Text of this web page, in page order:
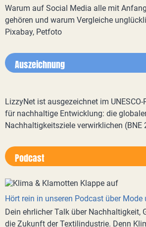
Warum auf Social Media alle mit
gehören und warum Vergleiche
Pixabay, Petfoto
Auszeichnung
LizzyNet ist ausgezeichnet im
für nachhaltige Entwicklung: die
Nachhaltigkeitsziele verwirklichen (BNE
Podcast
Hört rein in unseren Podcast über
Dein ehrlicher Talk über Nachhaltigkeit,
die Zukunft der Textilindustrie. Denn